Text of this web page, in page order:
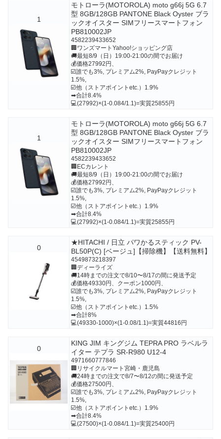
1
モトローラ(MOTOROLA) moto g66j 5G 6.7
型 8GB/128GB PANTONE Black Oyster ブラ
ックオイスター SIMフリースマートフォン
PB810002JP
4582239433652
🏢ワンズマートYahoo!ショッピング店
🚚最短8/9（日）19:00-21:00の間でお届け
💰価格27992円、
☑️誰でも3%, プレミアム2%, PayPayクレジット
1.5%,
☑️他（ストアポイントetc.）1.9%
➡合計8.4%
💻(27992)×(1-0.084/1.1)=実質25855円
1
モトローラ(MOTOROLA) moto g66j 5G 6.7
型 8GB/128GB PANTONE Black Oyster ブラ
ックオイスター SIMフリースマートフォン
PB810002JP
4582239433652
🏢ECカレント
🚚最短8/9（日）19:00-21:00の間でお届け
💰価格27992円、
☑️誰でも3%, プレミアム2%, PayPayクレジット
1.5%,
☑️他（ストアポイントetc.）1.9%
➡合計8.4%
💻(27992)×(1-0.084/1.1)=実質25855円
0
★HITACHI / 日立 パワかるスティック PV-
BL50P(C) [ベージュ]【掃除機】【送料無料】
4549873218397
🏢ディーライズ
🚚14時までの注文で8/10〜8/17の間に発送予定
💰価格49330円、クーポン1000円、
☑️誰でも3%, プレミアム2%, PayPayクレジット
1.5%,
☑️他（ストアポイントetc.）1.5%
➡合計8%
💻(49330-1000)×(1-0.08/1.1)=実質44816円
0
KING JIM キングジム TEPRA PRO ラベルラ
イター テプラ SR-R980 U12-4
4971660777846
🏢リサイクルマート宮崎・鹿児島
🚚24時までの注文で8/7〜8/12の間に発送予定
💰価格27500円、
☑️誰でも3%, プレミアム2%, PayPayクレジット
1.5%,
☑️他（ストアポイントetc.）1.9%
➡合計8.4%
💻(27500)×(1-0.084/1.1)=実質25400円